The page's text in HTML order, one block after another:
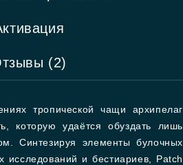
(2)
тропической чащи архипелаг
которую удаётся обуздать лишь
Синтезируя элементы булочных
исследований и бестиариев, Patch